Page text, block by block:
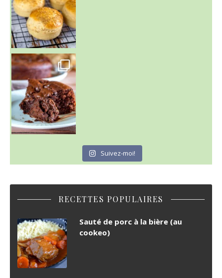
~ GÂTEAU FONDANT CHOCO NOISETTE ~
C'est lundi
Suivez-moi!
RECETTES POPULAIRES
Sauté de porc à la bière (au
cookeo)